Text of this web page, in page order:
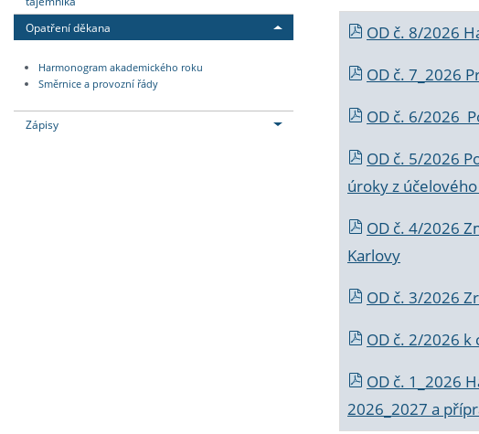
Opatření děkana
Harmonogram akademického roku
Směrnice a provozní řády
Zápisy
OD č. 8/2026
OD č. 7_2026
OD č. 6/2026
OD č. 5/2026
úroky z
OD č. 4/2026
Karlovy
OD č. 3/2026
OD č. 2/2026 k
OD č. 1_2026
2026_2027 a